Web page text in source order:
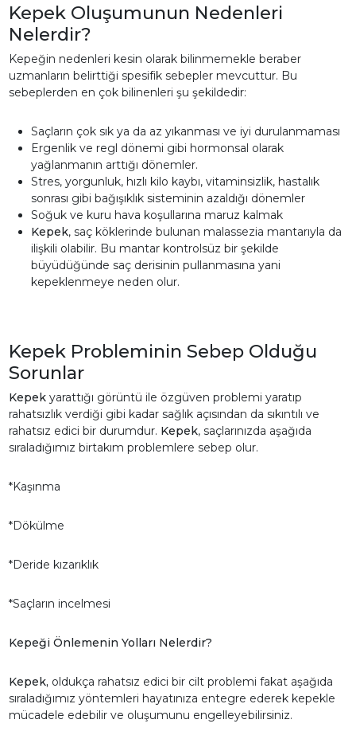
Kepek Oluşumunun Nedenleri
Nelerdir?
Kepeğin nedenleri kesin olarak bilinmemekle beraber
uzmanların belirttiği spesifik sebepler mevcuttur. Bu
sebeplerden en çok bilinenleri şu şekildedir:
Saçların çok sık ya da az yıkanması ve iyi durulanmaması
Ergenlik ve regl dönemi gibi hormonsal olarak
yağlanmanın arttığı dönemler.
Stres, yorgunluk, hızlı kilo kaybı, vitaminsizlik, hastalık
sonrası gibi bağışıklık sisteminin azaldığı dönemler
Soğuk ve kuru hava koşullarına maruz kalmak
Kepek, saç köklerinde bulunan malassezia mantarıyla da
ilişkili olabilir. Bu mantar kontrolsüz bir şekilde
büyüdüğünde saç derisinin pullanmasına yani
kepeklenmeye neden olur.
Kepek Probleminin Sebep Olduğu
Sorunlar
Kepek yarattığı görüntü ile özgüven problemi yaratıp
rahatsızlık verdiği gibi kadar sağlık açısından da sıkıntılı ve
rahatsız edici bir durumdur. Kepek, saçlarınızda aşağıda
sıraladığımız birtakım problemlere sebep olur.
*Kaşınma
*Dökülme
*Deride kızarıklık
*Saçların incelmesi
Kepeği Önlemenin Yolları Nelerdir?
Kepek, oldukça rahatsız edici bir cilt problemi fakat aşağıda
sıraladığımız yöntemleri hayatınıza entegre ederek kepekle
mücadele edebilir ve oluşumunu engelleyebilirsiniz.